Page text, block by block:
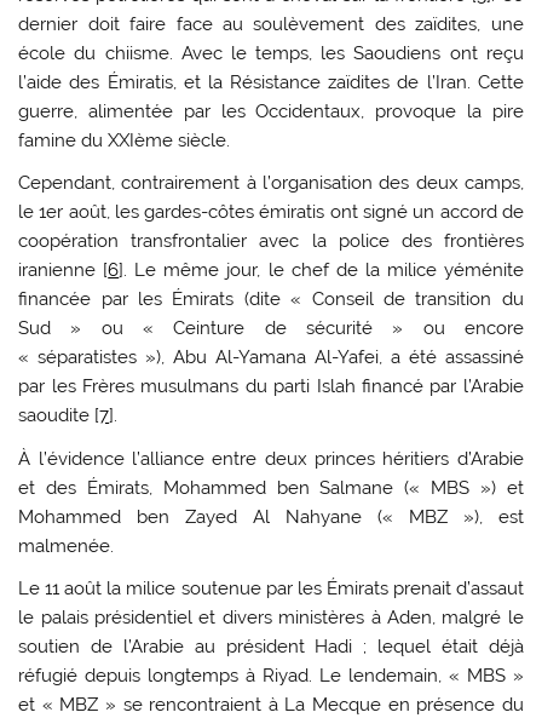
dernier doit faire face au soulèvement des zaïdites, une
école du chiisme. Avec le temps, les Saoudiens ont reçu
l’aide des Émiratis, et la Résistance zaïdites de l’Iran. Cette
guerre, alimentée par les Occidentaux, provoque la pire
famine du XXIème siècle.
Cependant, contrairement à l’organisation des deux camps,
le 1er août, les gardes-côtes émiratis ont signé un accord de
coopération transfrontalier avec la police des frontières
iranienne [6]. Le même jour, le chef de la milice yéménite
financée par les Émirats (dite « Conseil de transition du
Sud » ou « Ceinture de sécurité » ou encore
« séparatistes »), Abu Al-Yamana Al-Yafei, a été assassiné
par les Frères musulmans du parti Islah financé par l’Arabie
saoudite [7].
À l’évidence l’alliance entre deux princes héritiers d’Arabie
et des Émirats, Mohammed ben Salmane (« MBS ») et
Mohammed ben Zayed Al Nahyane (« MBZ »), est
malmenée.
Le 11 août la milice soutenue par les Émirats prenait d’assaut
le palais présidentiel et divers ministères à Aden, malgré le
soutien de l’Arabie au président Hadi ; lequel était déjà
réfugié depuis longtemps à Riyad. Le lendemain, « MBS »
et « MBZ » se rencontraient à La Mecque en présence du